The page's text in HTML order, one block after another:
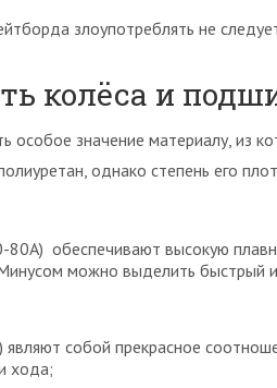
злоупотреблять не
колёса и
значение материалу, из
однако степень его
80А) обеспечивают высокую
можно выделить быстрый
собой прекрасное
хода;